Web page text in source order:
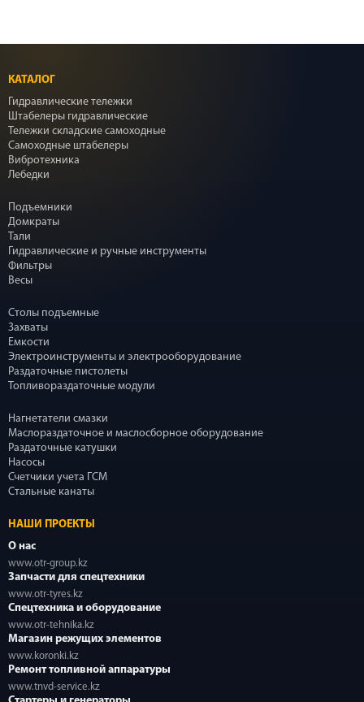
КАТАЛОГ
Гидравлические тележки
Штабелеры гидравлические
Тележки складские самоходные
Самоходные штабелеры
Вибротехника
Лебедки
Подъемники
Домкраты
Тали
Гидравлические и ручные инструменты
Фильтры
Весы
Столы подъемные
Захваты
Емкости
Электроинструменты и электрооборудование
Раздаточные пистолеты
Топливораздаточные модули
Нагнетатели смазки
Маслораздаточное и маслосборное оборудование
Раздаточные катушки
Насосы
Счетчики учета ГСМ
Стальные канаты
НАШИ ПРОЕКТЫ
О нас
www.otr-group.kz
Запчасти для спецтехники
www.otr-tyres.kz
Спецтехника и оборудование
www.otr-tehnika.kz
Магазин режущих элементов
www.koronki.kz
Ремонт топливной аппаратуры
www.tnvd-service.kz